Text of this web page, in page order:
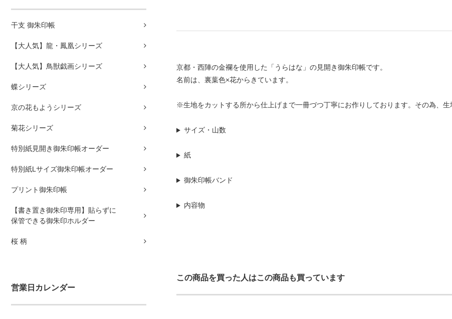
干支 御朱印帳
【大人気】龍・鳳凰シリーズ
【大人気】鳥獣戯画シリーズ
蝶シリーズ
京の花もようシリーズ
菊花シリーズ
特別紙見開き御朱印帳オーダー
特別紙Lサイズ御朱印帳オーダー
プリント御朱印帳
【書き置き御朱印専用】貼らずに
保管できる御朱印ホルダー
桜 柄
営業日カレンダー
京都・西陣の金襴を使用した「うらはな」の見開き御朱印帳です。
名前は、裏葉色×花からきています。
※生地をカットする所から仕上げまで一冊づつ丁寧にお作りしております。その為、生
サイズ・山数
紙
御朱印帳バンド
内容物
この商品を買った人はこの商品も買っています